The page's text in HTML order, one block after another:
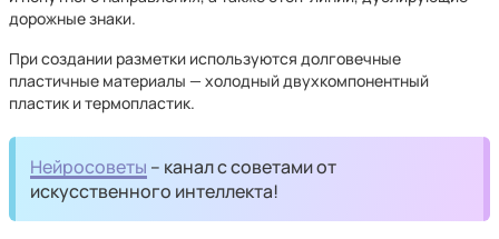
дорожные знаки.
При создании разметки используются долговечные
пластичные материалы — холодный двухкомпонентный
пластик и термопластик.
Нейросоветы – канал с советами от
искусственного интеллекта!